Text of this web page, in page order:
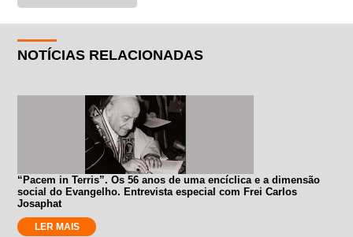
NOTÍCIAS RELACIONADAS
“Pacem in Terris”. Os 56 anos de uma encíclica e a dimensão
social do Evangelho. Entrevista especial com Frei Carlos
Josaphat
LER MAIS